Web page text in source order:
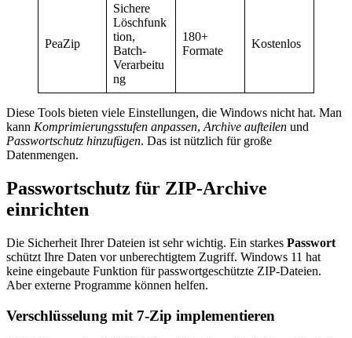
PeaZip
Sichere
Löschfunk
tion,
Batch-
Verarbeitu
ng
180+
Formate
Kostenlos
Diese Tools bieten viele Einstellungen, die Windows nicht hat. Man
kann Komprimierungsstufen anpassen, Archive aufteilen und
Passwortschutz hinzufügen. Das ist nützlich für große
Datenmengen.
Passwortschutz für ZIP-Archive
einrichten
Die Sicherheit Ihrer Dateien ist sehr wichtig. Ein starkes Passwort
schützt Ihre Daten vor unberechtigtem Zugriff. Windows 11 hat
keine eingebaute Funktion für passwortgeschützte ZIP-Dateien.
Aber externe Programme können helfen.
Verschlüsselung mit 7-Zip implementieren